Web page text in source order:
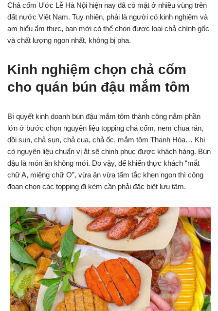
Chả cốm Ước Lễ Hà Nội hiện nay đã có mặt ở nhiều vùng trên
đất nước Việt Nam. Tuy nhiên, phải là người có kinh nghiệm và
am hiểu ẩm thực, bạn mới có thể chọn được loại chả chính gốc
và chất lượng ngon nhất, không bị pha.
Kinh nghiệm chọn chả cốm
cho quán bún đậu mắm tôm
Bí quyết kinh doanh bún đậu mắm tôm thành công nằm phần
lớn ở bước chọn nguyên liệu topping chả cốm, nem chua rán,
dồi sụn, chả sụn, chả cua, chả ốc, mắm tôm Thanh Hóa… Khi
có nguyên liệu chuẩn vị ắt sẽ chinh phục được khách hàng. Bún
đậu là món ăn không mới. Do vậy, để khiến thực khách “mắt
chữ A, miệng chữ O”, vừa ăn vừa tấm tắc khen ngon thì công
đoạn chọn các topping đi kèm cần phải đặc biệt lưu tâm.